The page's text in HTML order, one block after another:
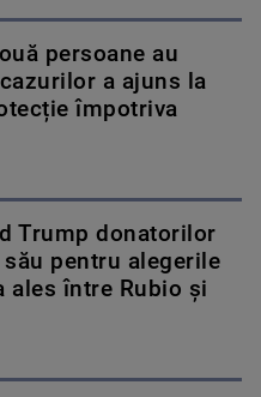
persoane au
a ajuns la
împotriva
Trump donatorilor
pentru alegerile
ales între Rubio și